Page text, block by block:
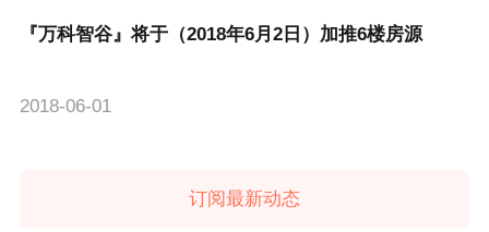
『万科智谷』将于（2018年6月2日）加推6楼房源
2018-06-01
订阅最新动态